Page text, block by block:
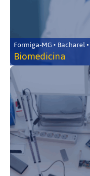
Formiga-MG • Bacharel
Biomedicina